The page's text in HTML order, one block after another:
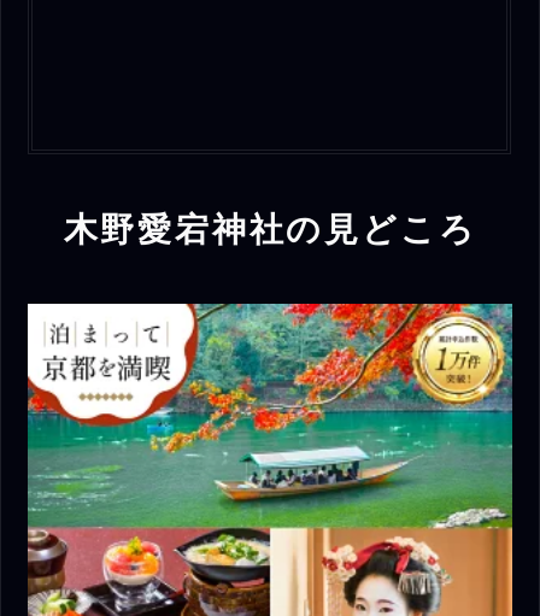
木野愛宕神社の見どころ